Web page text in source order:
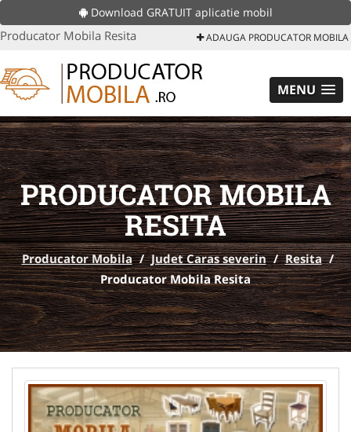
Download GRATUIT aplicatie mobil
Producator Mobila Resita ADAUGA PRODUCATOR MOBILA
MENU
PRODUCATOR MOBILA
RESITA
Producator Mobila / Judet Caras severin / Resita /
Producator Mobila Resita